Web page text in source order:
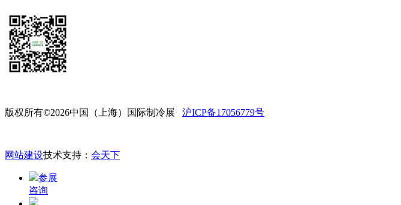
版权所有©2026中国（上海）国际制冷展 沪ICP备17056779号
网站建设技术支持： 会天下
参展
咨询